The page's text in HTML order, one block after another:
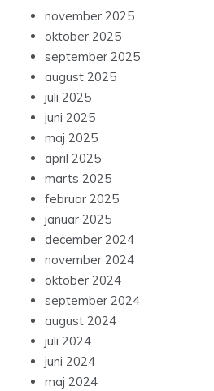
november 2025
oktober 2025
september 2025
august 2025
juli 2025
juni 2025
maj 2025
april 2025
marts 2025
februar 2025
januar 2025
december 2024
november 2024
oktober 2024
september 2024
august 2024
juli 2024
juni 2024
maj 2024